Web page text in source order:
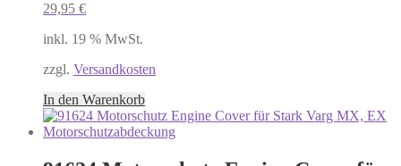
29,95 €
inkl. 19 % MwSt.
zzgl. Versandkosten
In den Warenkorb